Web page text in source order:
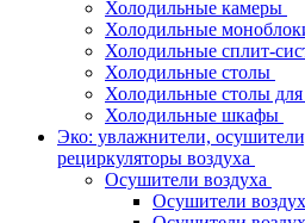
Холодильные камеры
Холодильные
Холодильные сплит-
Холодильные столы
Холодильные столы
Холодильные шкафы
Эко: увлажнители,
рециркуляторы воздуха
Осушители воздуха
Осушители